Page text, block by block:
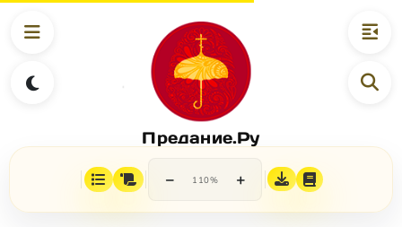
Предание.Ру
− 110% +